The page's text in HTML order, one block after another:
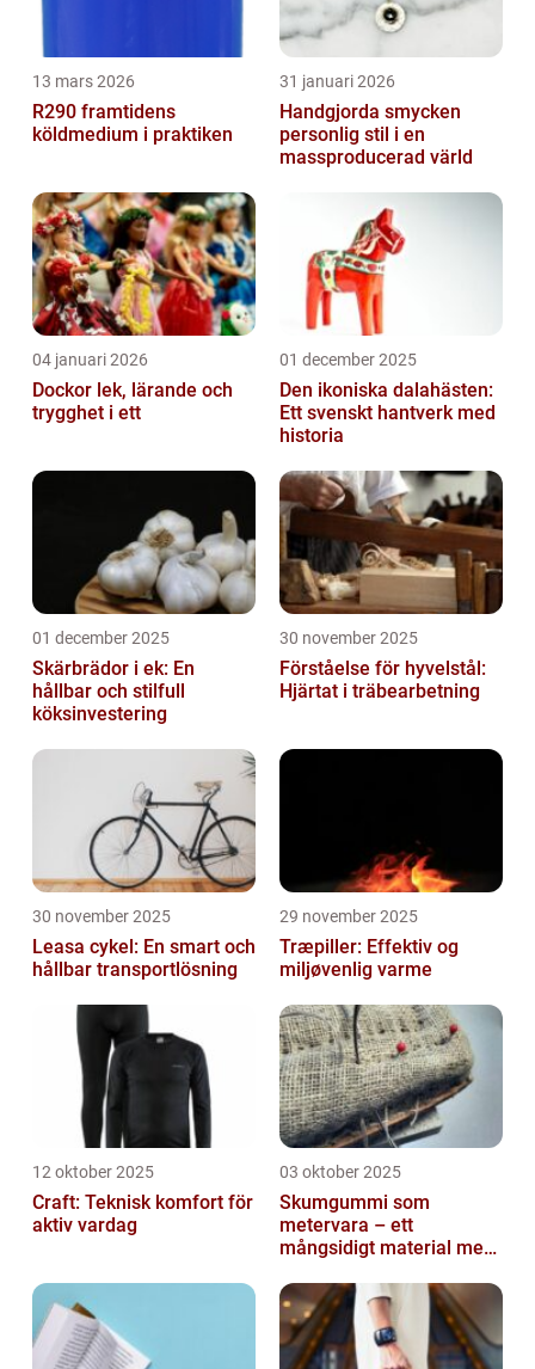
13 mars 2026
R290 framtidens
köldmedium i praktiken
31 januari 2026
Handgjorda smycken
personlig stil i en
massproducerad värld
04 januari 2026
Dockor lek, lärande och
trygghet i ett
01 december 2025
Den ikoniska dalahästen:
Ett svenskt hantverk med
historia
01 december 2025
Skärbrädor i ek: En
hållbar och stilfull
köksinvestering
30 november 2025
Förståelse för hyvelstål:
Hjärtat i träbearbetning
30 november 2025
Leasa cykel: En smart och
hållbar transportlösning
29 november 2025
Træpiller: Effektiv og
miljøvenlig varme
12 oktober 2025
Craft: Teknisk komfort för
aktiv vardag
03 oktober 2025
Skumgummi som
metervara – ett
mångsidigt material med
användningsområden